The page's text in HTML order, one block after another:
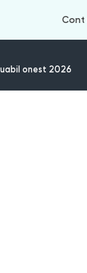
Cont
onest 2026